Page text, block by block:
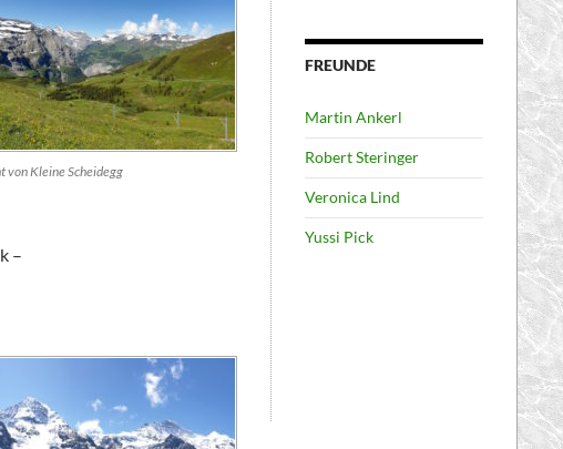
von Kleine Scheidegg
–
FREUNDE
Martin Ankerl
Robert Steringer
Veronica Lind
Yussi Pick